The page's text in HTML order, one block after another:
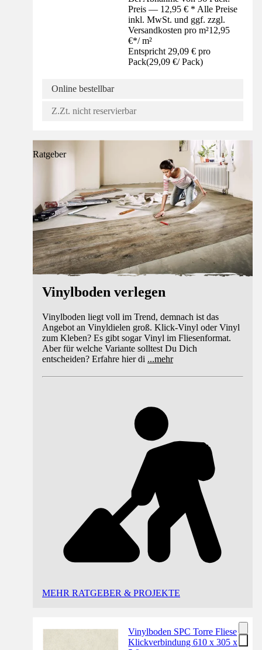
Preis — 12,95 € * Alle Preise
inkl. MwSt. und ggf. zzgl.
Versandkosten pro m²12,95
€*/ m²
Entspricht 29,09 € pro
Pack(29,09 €/ Pack)
Online bestellbar
Z.Zt. nicht reservierbar
Ratgeber
Vinylboden verlegen
Vinylboden liegt voll im Trend, demnach ist das
Angebot an Vinyldielen groß. Klick-Vinyl oder Vinyl
zum Kleben? Es gibt sogar Vinyl im Fliesenformat.
Aber für welche Variante solltest Du Dich
entscheiden? Erfahre hier di ...mehr
MEHR RATGEBER & PROJEKTE
Vinylboden SPC Torre Fliese
Klickverbindung 610 x 305 x